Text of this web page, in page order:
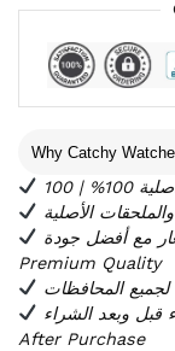
Why Catchy
Premium Quality
After Purchase